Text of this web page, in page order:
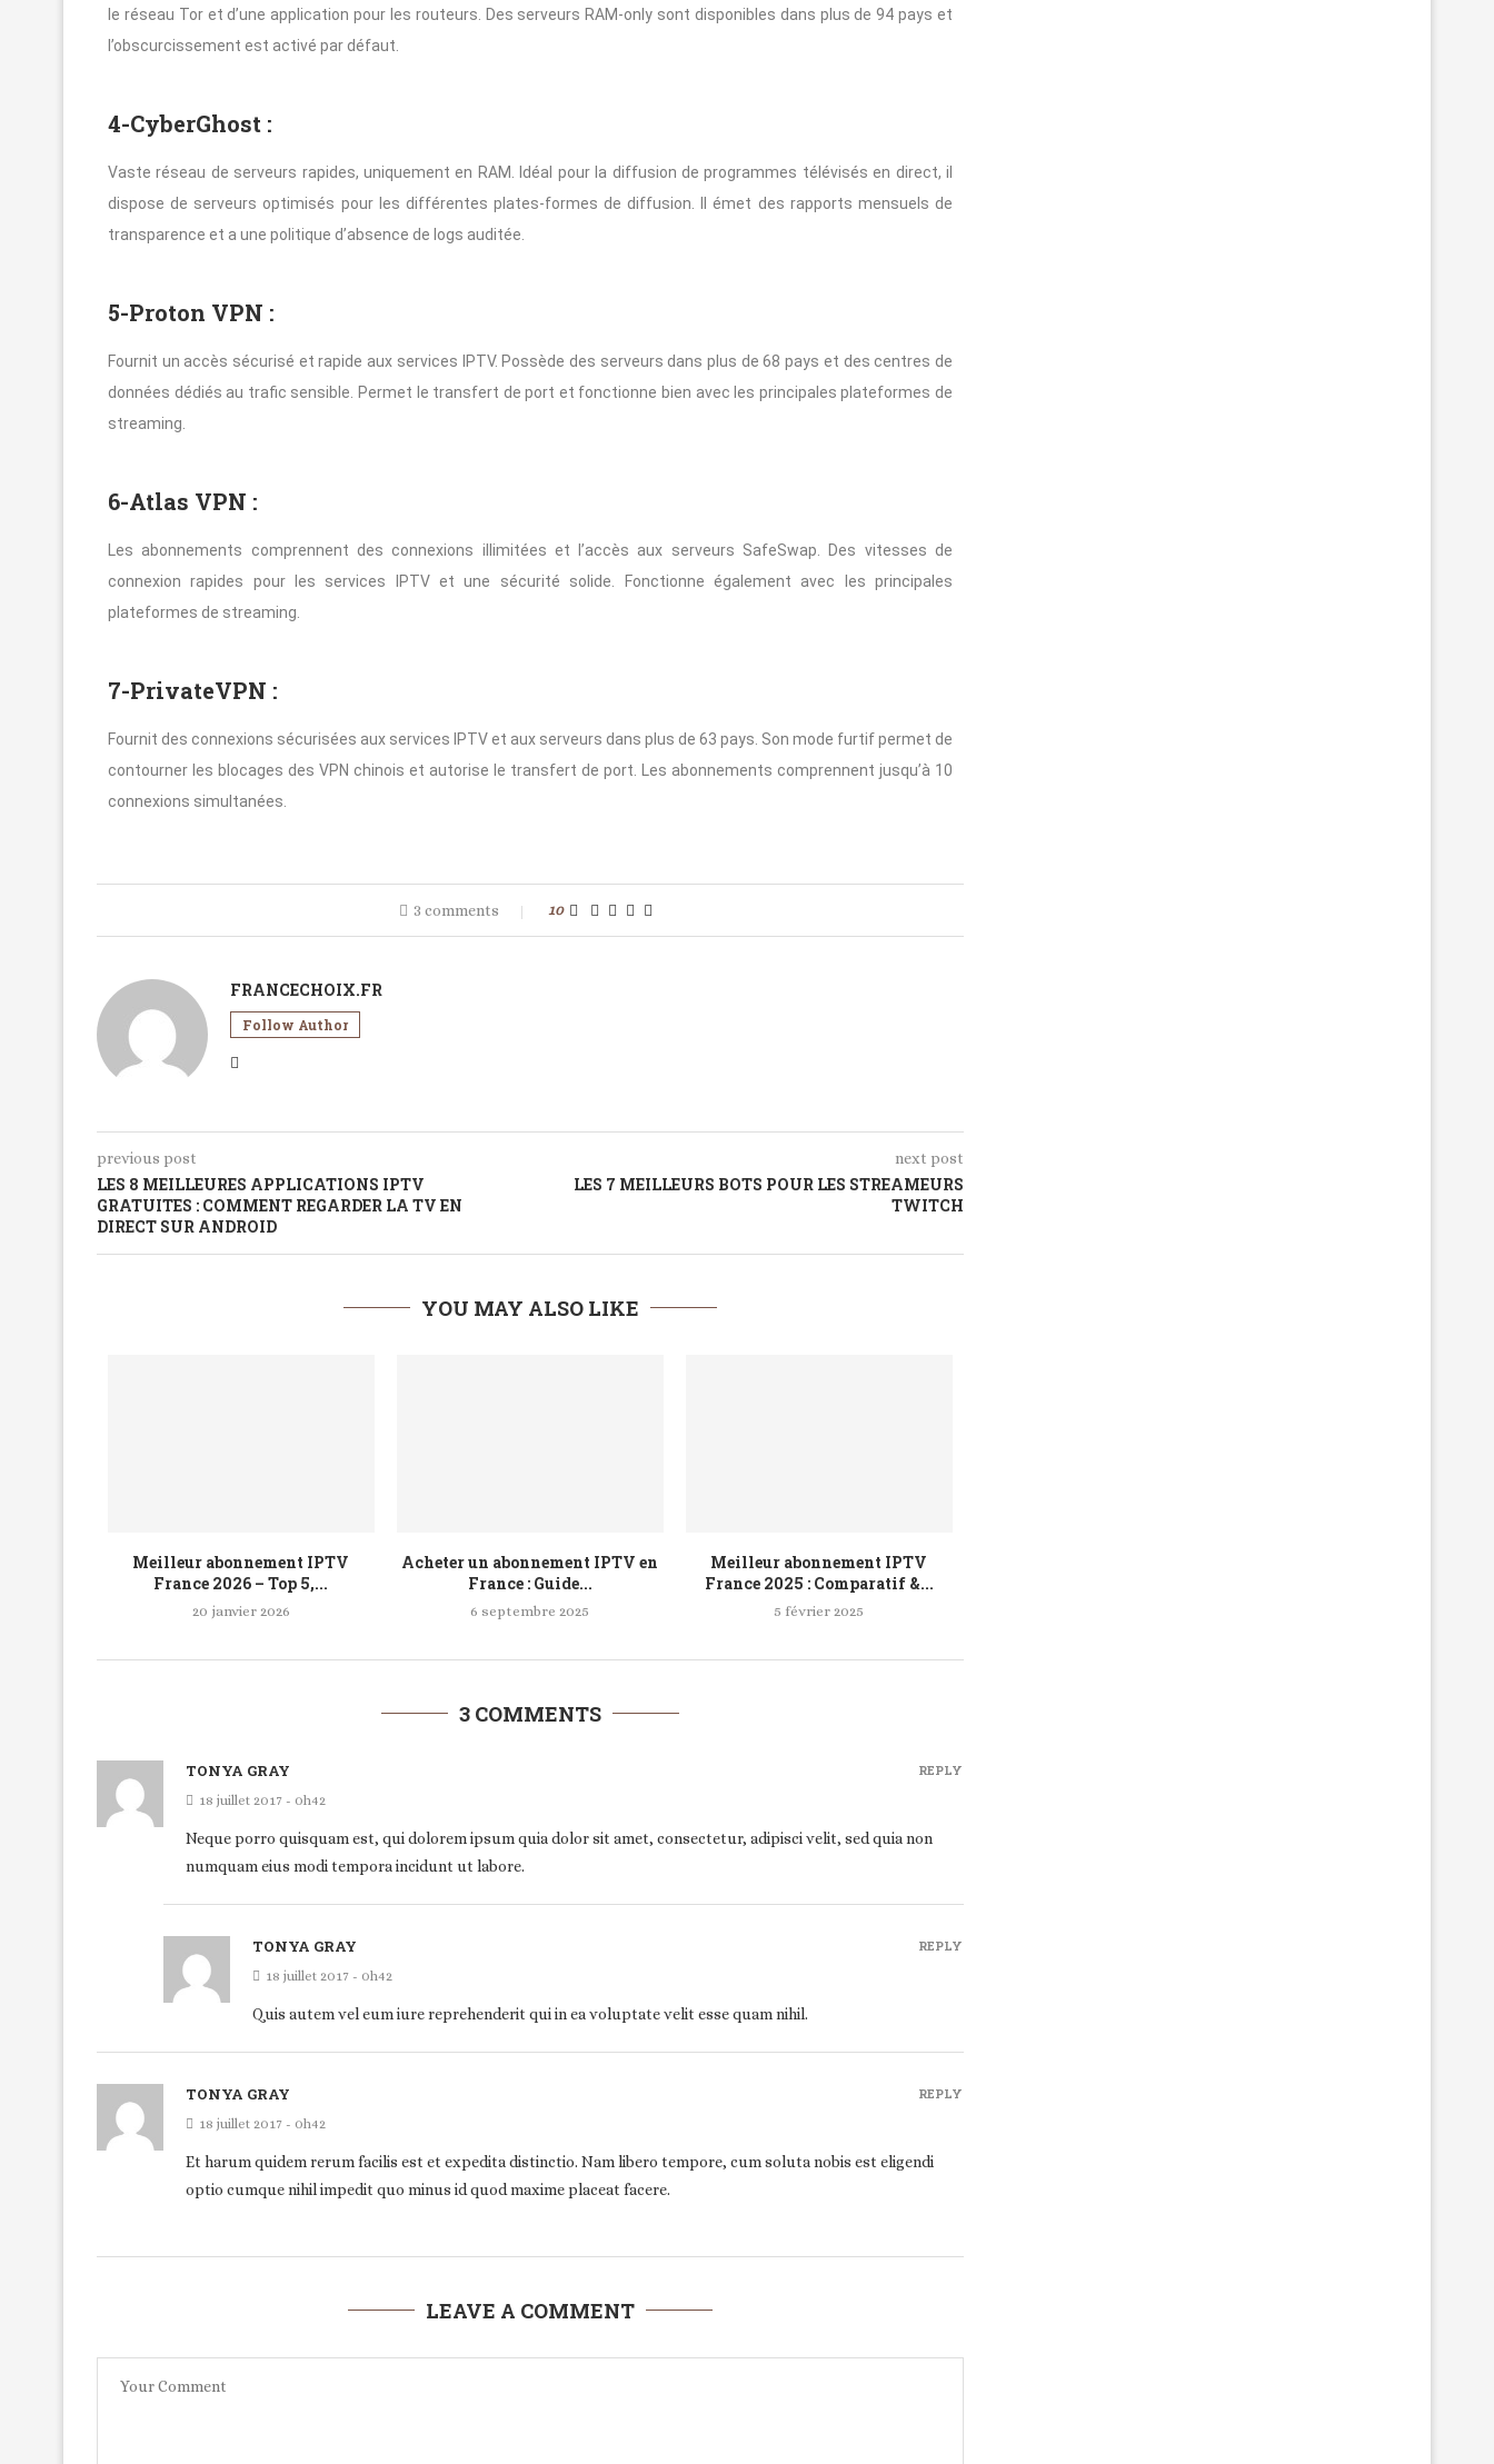
le réseau Tor et d’une application pour les routeurs. Des serveurs RAM-only sont disponibles dans plus de 94 pays et
l’obscurcissement est activé par défaut.
4-CyberGhost :
Vaste réseau de serveurs rapides, uniquement en RAM. Idéal pour la diffusion de programmes télévisés en direct, il
dispose de serveurs optimisés pour les différentes plates-formes de diffusion. Il émet des rapports mensuels de
transparence et a une politique d’absence de logs auditée.
5-Proton VPN :
Fournit un accès sécurisé et rapide aux services IPTV. Possède des serveurs dans plus de 68 pays et des centres de
données dédiés au trafic sensible. Permet le transfert de port et fonctionne bien avec les principales plateformes de
streaming.
6-Atlas VPN :
Les abonnements comprennent des connexions illimitées et l’accès aux serveurs SafeSwap. Des vitesses de
connexion rapides pour les services IPTV et une sécurité solide. Fonctionne également avec les principales
plateformes de streaming.
7-PrivateVPN :
Fournit des connexions sécurisées aux services IPTV et aux serveurs dans plus de 63 pays. Son mode furtif permet de
contourner les blocages des VPN chinois et autorise le transfert de port. Les abonnements comprennent jusqu’à 10
connexions simultanées.
3 comments 10
FRANCECHOIX.FR
Follow Author
previous post
LES 8 MEILLEURES APPLICATIONS IPTV
GRATUITES : COMMENT REGARDER LA TV EN
DIRECT SUR ANDROID
next post
LES 7 MEILLEURS BOTS POUR LES STREAMEURS
TWITCH
YOU MAY ALSO LIKE
Meilleur abonnement IPTV
France 2026 – Top 5,...
20 janvier 2026
Acheter un abonnement IPTV en
France : Guide...
6 septembre 2025
Meilleur abonnement IPTV
France 2025 : Comparatif &...
5 février 2025
3 COMMENTS
TONYA GRAY
18 juillet 2017 - 0h42
Neque porro quisquam est, qui dolorem ipsum quia dolor sit amet, consectetur, adipisci velit, sed quia non
numquam eius modi tempora incidunt ut labore.
REPLY
TONYA GRAY
18 juillet 2017 - 0h42
Quis autem vel eum iure reprehenderit qui in ea voluptate velit esse quam nihil.
REPLY
TONYA GRAY
18 juillet 2017 - 0h42
Et harum quidem rerum facilis est et expedita distinctio. Nam libero tempore, cum soluta nobis est eligendi
optio cumque nihil impedit quo minus id quod maxime placeat facere.
REPLY
LEAVE A COMMENT